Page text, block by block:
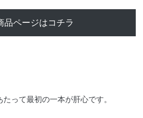
品ページはコチラ
って最初の一本が肝心です。